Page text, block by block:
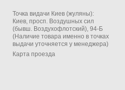
Точка видачи Киев (жуляны):
Киев, просп. Воздушных сил
(бывш. Воздухофлотский), 94-Б
(Наличие товара именно в точках
выдачи уточняется у менеджера)
Карта проезда